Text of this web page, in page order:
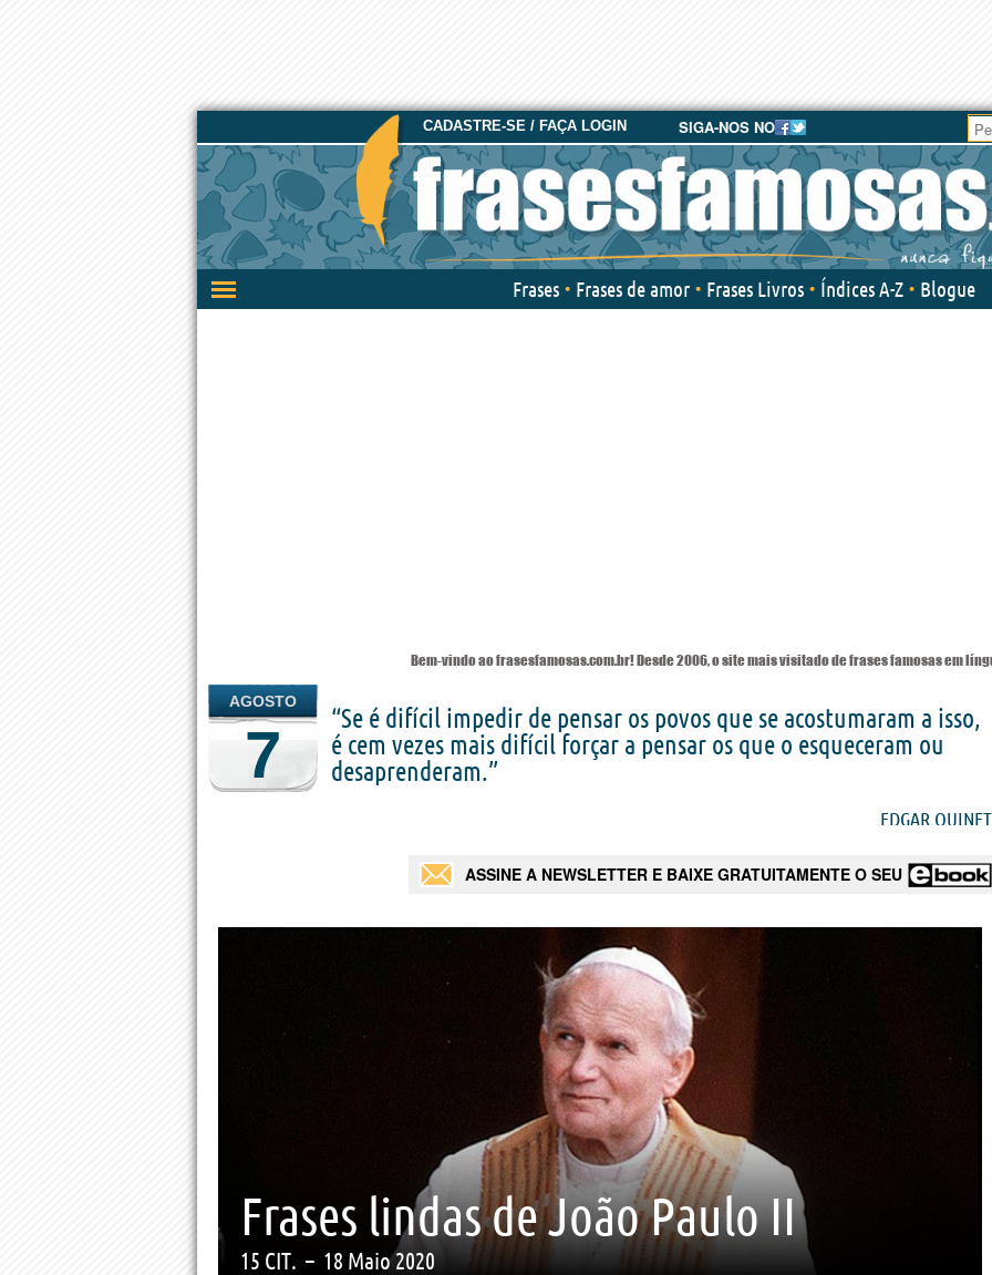
SIGA-NOS NO
CADASTRE-SE / FAÇA LOGIN
Ativar/desativar
a
Frases Frases de amor Frases Livros Índices A-Z Blogue
Bem-vindo ao frasesfamosas.com.br! Desde 2006, o site mais visitado defrases famosasem
AGOSTO
7
“Se é difícil impedir de pensar os povos que se acostumaram a isso,
é cem vezes mais difícil forçar a pensar os que o esqueceram ou
desaprenderam.”
EDGAR QUINET
ASSINE A NEWSLETTER E BAIXE GRATUITAMENTE O SEU
Frases lindas de João Paulo II
15 CIT. – 18 Maio 2020